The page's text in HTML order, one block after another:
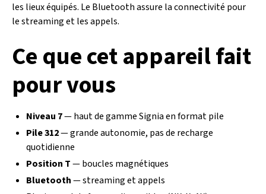
les lieux équipés. Le Bluetooth assure la connectivité pour
le streaming et les appels.
Ce que cet appareil fait
pour vous
Niveau 7— haut de gamme Signia en format pile
Pile 312— grande autonomie, pas de recharge
quotidienne
Position T— boucles magnétiques
Bluetooth— streaming et appels